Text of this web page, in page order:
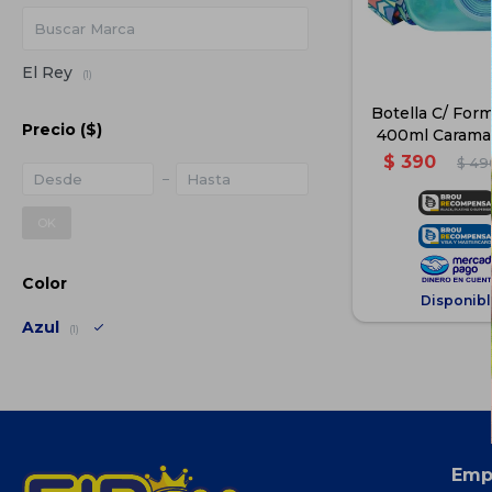
Botella C/
400ml
$ 390 $
El Rey (1)
Precio ($)
Color
Azul (1)